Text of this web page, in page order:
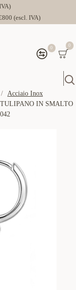
(escl. IVA)
0 0
Acciaio Inox
IN SMALTO